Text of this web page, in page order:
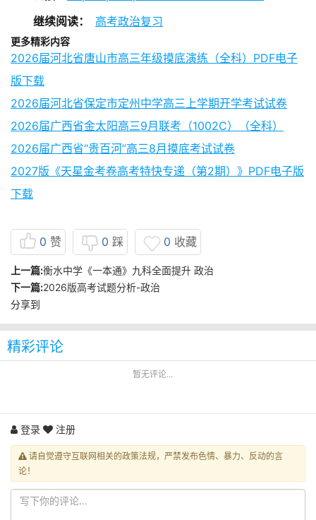
继续阅读：
高考政治复习
更多精彩内容
2026届河北省唐山市高三年级摸底演练（全科）PDF电子
版下载
2026届河北省保定市定州中学高三上学期开学考试试卷
2026届广西省金太阳高三9月联考（1002C）（全科）
2026届广西省“贵百河”高三8月摸底考试试卷
2027版《天星金考卷高考特快专递（第2期）》PDF电子版
下载
0 赞 0 踩 0 收藏
上一篇:衡水中学《一本通》九科全面提升 政治
下一篇:2026版高考试题分析-政治
分享到
精彩评论
暂无评论...
登录 注册
请自觉遵守互联网相关的政策法规，严禁发布色情、暴力、反动的言
论！